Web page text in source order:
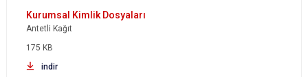
Antetli Kağıt
175 KB
indir